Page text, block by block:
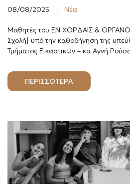
08/08/2025 Νέα
Μαθητές του ΕΝ ΧΟΡΔΑΙΣ &
Σχολή} υπό την καθοδήγηση της
Τμήματος Εικαστικών – κα Αγνή
ΠΕΡΙΣΣΟΤΕΡΑ